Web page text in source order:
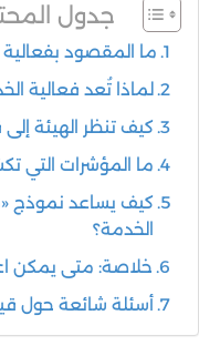
جدول
ما المقصود
لماذا تُعد فعالية
كيف تنظر الهيئة
ما المؤشرات التي
كيف يساعد نموذج
الخدمة؟
خلاصة: متى يمكن
أسئلة شائعة حول